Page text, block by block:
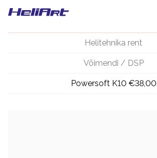
Helitehnika rent
Võimendi / DSP
Powersoft K10 €38,00